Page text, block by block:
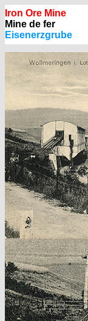
Iron Ore Mine
Mine de fer
Eisenerzgrube